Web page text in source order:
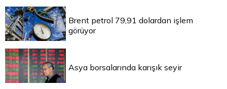
Brent petrol 79,91 dolardan işlem
görüyor
Asya borsalarında karışık seyir